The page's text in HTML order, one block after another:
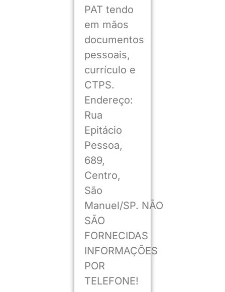
PAT tendo
em mãos
documentos
pessoais,
currículo e
CTPS.
Endereço:
Rua
Epitácio
Pessoa,
689,
Centro,
São
Manuel/SP. NÃO
SÃO
FORNECIDAS
INFORMAÇÕES
POR
TELEFONE!